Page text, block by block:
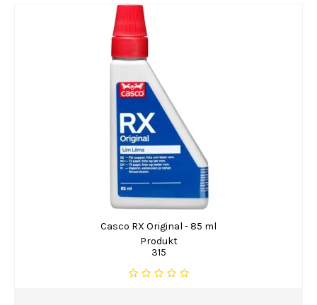
Casco RX Original - 85 ml
Produkt
315